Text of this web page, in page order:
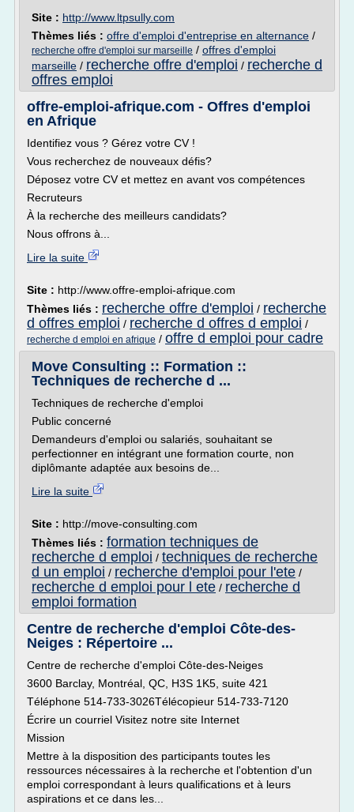
Site : http://www.ltpsully.com
Thèmes liés : offre d'emploi d'entreprise en alternance /
recherche offre d'emploi sur marseille / offres d'emploi
marseille / recherche offre d'emploi / recherche d
offres emploi
offre-emploi-afrique.com - Offres d'emploi
en Afrique
Identifiez vous ? Gérez votre CV !
Vous recherchez de nouveaux défis?
Déposez votre CV et mettez en avant vos compétences
Recruteurs
À la recherche des meilleurs candidats?
Nous offrons à...
Lire la suite
Site : http://www.offre-emploi-afrique.com
Thèmes liés : recherche offre d'emploi / recherche
d offres emploi / recherche d offres d emploi /
recherche d emploi en afrique / offre d emploi pour cadre
Move Consulting :: Formation ::
Techniques de recherche d ...
Techniques de recherche d'emploi
Public concerné
Demandeurs d'emploi ou salariés, souhaitant se
perfectionner en intégrant une formation courte, non
diplômante adaptée aux besoins de...
Lire la suite
Site : http://move-consulting.com
Thèmes liés : formation techniques de
recherche d emploi / techniques de recherche
d un emploi / recherche d'emploi pour l'ete /
recherche d emploi pour l ete / recherche d
emploi formation
Centre de recherche d'emploi Côte-des-
Neiges : Répertoire ...
Centre de recherche d'emploi Côte-des-Neiges
3600 Barclay, Montréal, QC, H3S 1K5, suite 421
Téléphone 514-733-3026Télécopieur 514-733-7120
Écrire un courriel Visitez notre site Internet
Mission
Mettre à la disposition des participants toutes les
ressources nécessaires à la recherche et l'obtention d'un
emploi correspondant à leurs qualifications et à leurs
aspirations et ce dans les...